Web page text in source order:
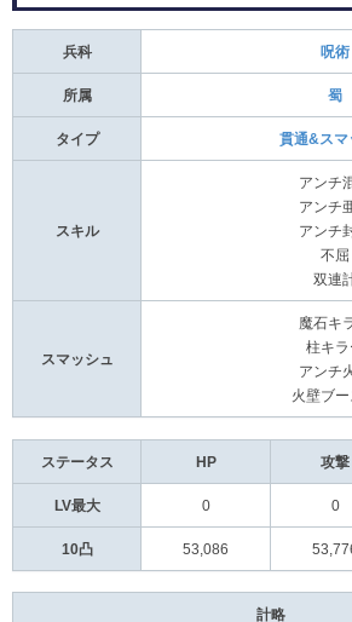
兵科 呪術
所属 蜀
タイプ 貫通&スマ
スキル
アンチ
アンチ
アンチ
不屈
双連
スマッシュ
魔石キ
柱キラ
アンチ
火壁ブー
ステータス HP 攻撃
LV最大 0 0
10凸 53,086
計略